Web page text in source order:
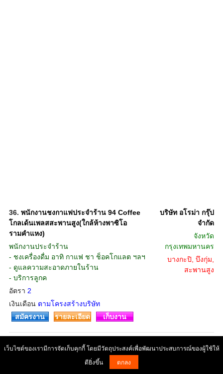
36. พนักงานชงกาแฟประจำร้าน 94 Coffee
โกลเด้นเพลสสะพานสูง(ใกล้ห้างพาซิโอ
รามคำแหง)
พนักงานประจำร้าน
- ชงเครื่องดื่ม อาทิ กาแฟ ชา ช็อคโกแลต ฯลฯ
- ดูแลความสะอาดภายในร้าน
- บริการลูกค
อัตรา 2
เงินเดือน ตามโครงสร้างบริษัท
บริษัท อโรม่า กรุ๊ป
จํากัด
จังหวัด
กรุงเทพมหานคร
บางกะปิ, บึงกุ่ม,
สะพานสูง
สมัครงาน รายละเอียด เก็บงาน
37. พนักงานผลิต (เบเกอรี่-เค้ก-ขนมปัง-คุกกี้)
บริษัท อโรม่า กรุ๊ป
เว็บไซต์ของเรามีการจัดเก็บคุกกี้ โดยมีวัตถุประสงค์เพื่อพัฒนาประสบการณ์ของผู้ใช้ให้
ดียิ่งขึ้น
ตกลง